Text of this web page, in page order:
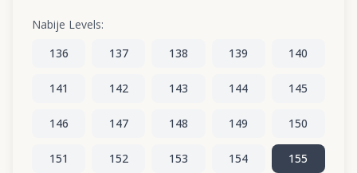
Nabije Levels:
136
137 138 139 140
141 142 143 144 145
146 147 148 149 150
151 152 153 154 155